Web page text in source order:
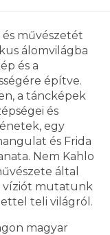
művészetét
álomvilágba
és a
építve.
a táncképek
és
egy
és Frida
Nem Kahlo
által
víziót mutatunk
teli világról.
magyar